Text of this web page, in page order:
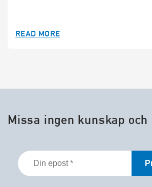
READ MORE
Missa ingen kunskap
Din
epost